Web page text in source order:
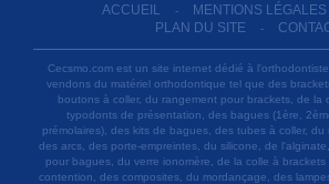
ACCUEIL - MENTIONS LÉGALES
PLAN DU SITE -
Cecsmo.com est un site internet dédié à
vendons du matériel orthodontique tel que des
boutons à coller, du rangement pour brackets, de la
typodonts de présentation, des bagues (1ère,
prémolaires), des kits de bagues, des tubes à coller, du
des arcs, des porte-empreintes, du silicone, de
pour bagues, du verre ionomère, de la colle à
contention, des composites, du mordançage, des